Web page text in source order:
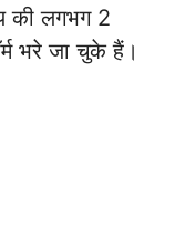
की लगभग 2
भरे जा चुके हैं।